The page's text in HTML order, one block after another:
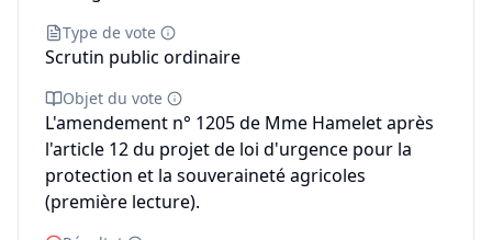
Type de vote
Scrutin public ordinaire
Objet du vote
L'amendement n° 1205 de Mme Hamelet après
l'article 12 du projet de loi d'urgence pour la
protection et la souveraineté agricoles
(première lecture).